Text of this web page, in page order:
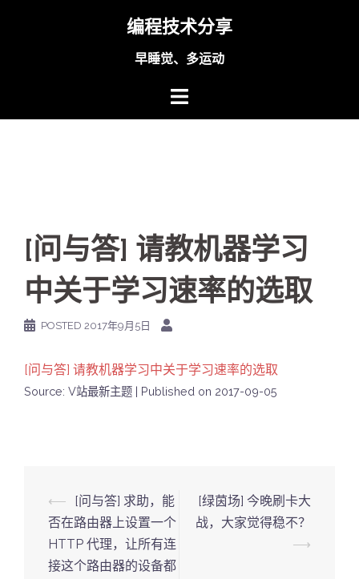
编程技术分享
早睡觉、多运动
[问与答] 请教机器学习
中关于学习速率的选取
POSTED 2017年9月5日
[问与答] 请教机器学习中关于学习速率的选取
Source: V站最新主题 Published on 2017-09-05
Post
navigation
⟵
[问与答] 求助，能
否在路由器上设置一个
HTTP 代理，让所有连
接这个路由器的设备都
[绿茵场] 今晚刷卡大
战，大家觉得稳不？
⟶